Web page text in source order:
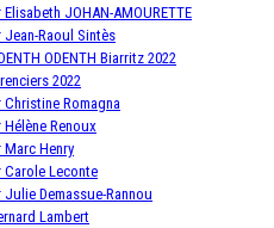
Elisabeth JOHAN-AMOURETTE
Jean-Raoul Sintès
ODENTH Biarritz 2022
2022
Christine Romagna
Hélène Renoux
Marc Henry
Carole Leconte
Julie Demassue-Rannou
Lambert